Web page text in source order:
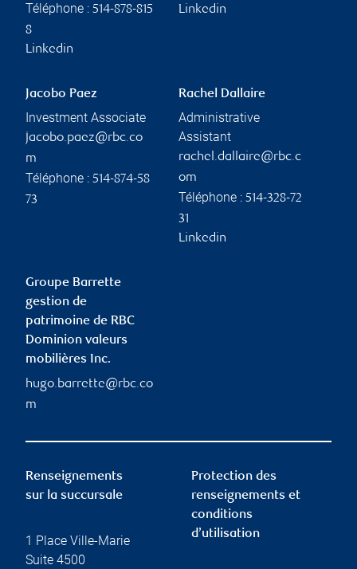
Téléphone : 514-878-815
8
Linkedin
Linkedin
Jacobo Paez
Investment Associate
jacobo.paez@rbc.co
m
Téléphone : 514-874-58
73
Rachel Dallaire
Administrative
Assistant
rachel.dallaire@rbc.c
om
Téléphone : 514-328-72
31
Linkedin
Groupe Barrette
gestion de
patrimoine de RBC
Dominion valeurs
mobilières Inc.
hugo.barrette@rbc.co
m
Renseignements
sur la succursale
1 Place Ville-Marie
Suite 4500
Protection des
renseignements et
conditions
d’utilisation